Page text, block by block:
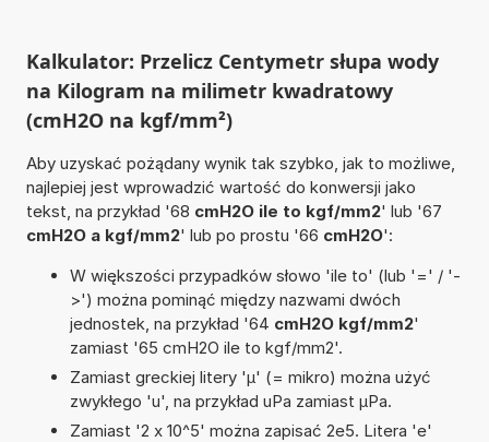
Kalkulator: Przelicz Centymetr słupa wody
na Kilogram na milimetr kwadratowy
(cmH2O na kgf/mm²)
Aby uzyskać pożądany wynik tak szybko, jak to możliwe,
najlepiej jest wprowadzić wartość do konwersji jako
tekst, na przykład '68 cmH2O ile to kgf/mm2' lub '67
cmH2O a kgf/mm2' lub po prostu '66 cmH2O':
W większości przypadków słowo 'ile to' (lub '=' / '-
>') można pominąć między nazwami dwóch
jednostek, na przykład '64 cmH2O kgf/mm2'
zamiast '65 cmH2O ile to kgf/mm2'.
Zamiast greckiej litery 'µ' (= mikro) można użyć
zwykłego 'u', na przykład uPa zamiast µPa.
Zamiast '2 x 10^5' można zapisać 2e5. Litera 'e'